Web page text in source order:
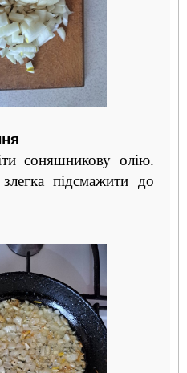
соняшникову олію.
підсмажити до